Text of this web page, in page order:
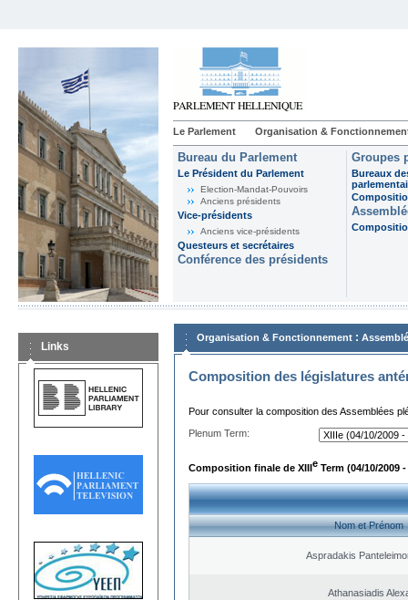
Le Parlement Organisation &
Bureau du Parlement
Le Président du Parlement
Election-Mandat-Pouvoirs
Anciens présidents
Vice-présidents
Anciens vice-présidents
Questeurs et secrétaires
Conférence des présidents
Groupes
Bureaux
Links
Organisation & Fonctionnement :
Composition des législatures
Pour consulter la composition des Assemblées
Plenum Term:
Composition finale de XIIIe Term (04/10/2009 -
Nom et Prénom
Aspradakis
Athanasiadis